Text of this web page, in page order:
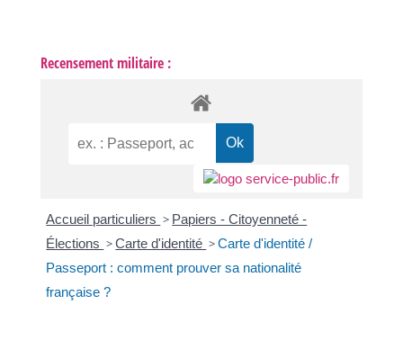
Recensement militaire :
Accueil particuliers > Papiers - Citoyenneté -
Élections >Carte d'identité >Carte d'identité /
Passeport : comment prouver sa nationalité
française ?